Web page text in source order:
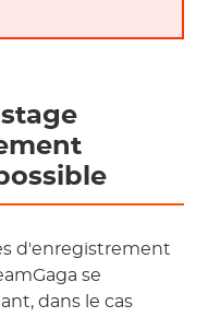
d'enregistrement
se
dans le cas